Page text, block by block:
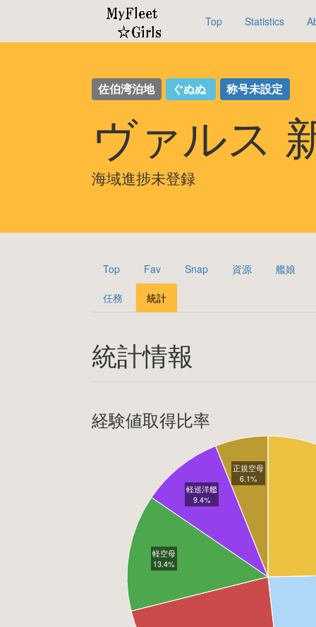
Top Statistics
佐伯湾泊地 ぐぬぬ 称号未設定
ヴァルス
海域進捗未登録
Top Fav Snap 資源 艦娘
任務 統計
統計情報
経験値取得比率
軽空母
13.4%
軽巡洋艦
9.4%
正規空母
6.1%